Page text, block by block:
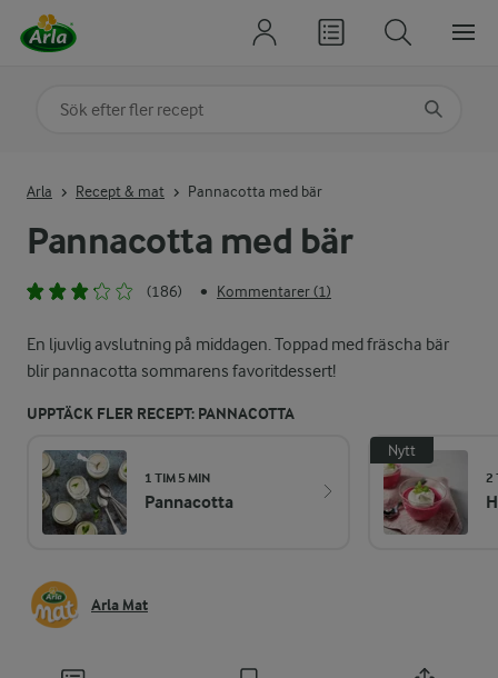
Pannacotta med bär
(186) • Kommentarer (1)
En ljuvlig avslutning på middagen. Toppad med fräscha bär
blir pannacotta sommarens favoritdessert!
UPPTÄCK FLER RECEPT: PANNACOTTA
1 TIM 5 MIN
Pannacotta
Nytt
2
Arla Mat
Arla Recept & mat Pannacotta med bär
Sök på kategori eller ingrediens